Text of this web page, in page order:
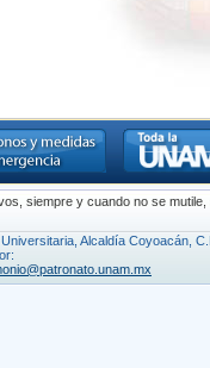
siempre y cuando no se
Alcaldía Coyoacán,